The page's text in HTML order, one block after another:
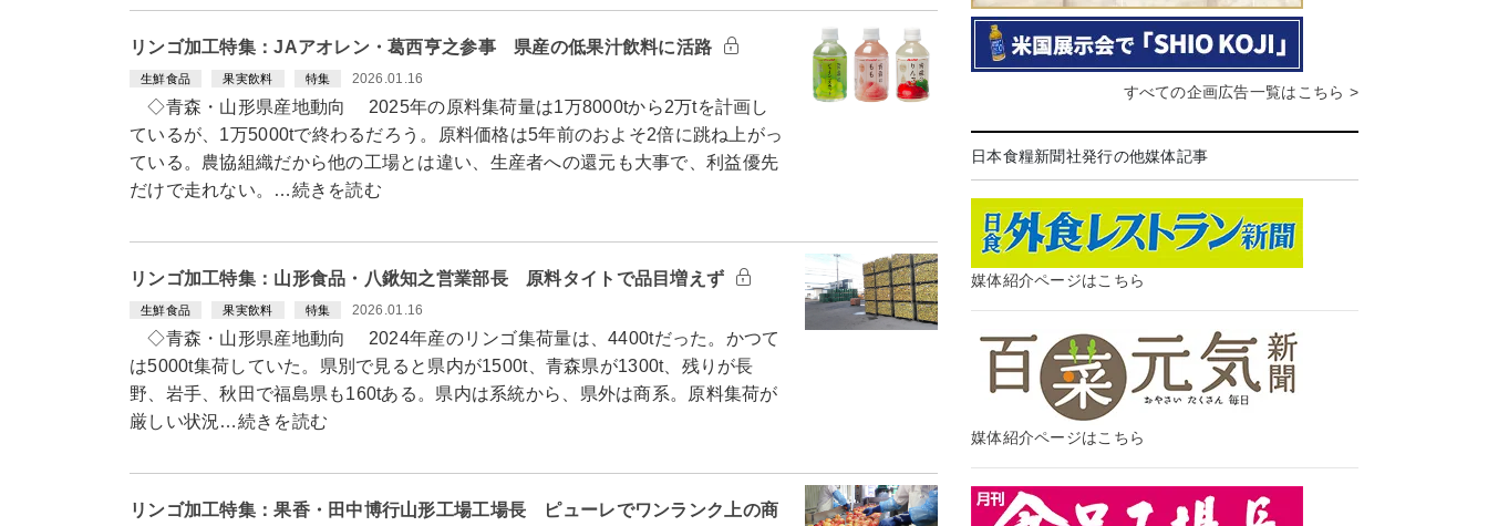
リンゴ加工特集：JAアオレン・葛西亨之参事 県産の低果汁飲料に活路
生鮮食品 果実飲料 特集 2026.01.16
◇青森・山形県産地動向 2025年の原料集荷量は1万8000tから2万tを計画し
ているが、1万5000tで終わるだろう。原料価格は5年前のおよそ2倍に跳ね上がっ
ている。農協組織だから他の工場とは違い、生産者への還元も大事で、利益優先
だけで走れない。…続きを読む
リンゴ加工特集：山形食品・八鍬知之営業部長 原料タイトで品目増えず
生鮮食品 果実飲料 特集 2026.01.16
◇青森・山形県産地動向 2024年産のリンゴ集荷量は、4400tだった。かつて
は5000t集荷していた。県別で見ると県内が1500t、青森県が1300t、残りが長
野、岩手、秋田で福島県も160tある。県内は系統から、県外は商系。原料集荷が
厳しい状況…続きを読む
リンゴ加工特集：果香・田中博行山形工場工場長 ピューレでワンランク上の商
すべての企画広告一覧はこちら >
日本食糧新聞社発行の他媒体記事
媒体紹介ページはこちら
媒体紹介ページはこちら